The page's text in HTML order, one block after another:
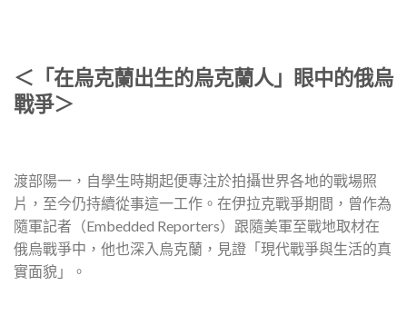
＜「在烏克蘭出生的烏克蘭人」眼中的俄烏
戰爭＞
渡部陽一，自學生時期起便專注於拍攝世界各地的戰場照
片，至今仍持續從事這一工作。在伊拉克戰爭期間，曾作為
隨軍記者（Embedded Reporters）跟隨美軍至戰地取材在
俄烏戰爭中，他也深入烏克蘭，見證「現代戰爭與生活的真
實面貌」。